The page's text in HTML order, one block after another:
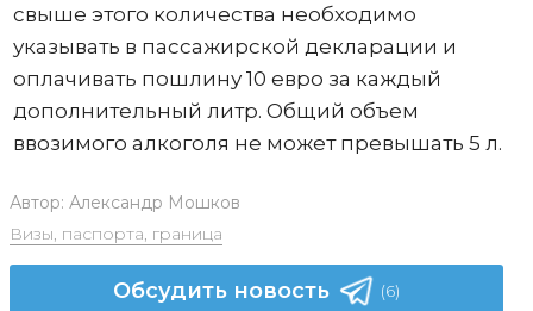
свыше этого количества необходимо
указывать в пассажирской декларации и
оплачивать пошлину 10 евро за каждый
дополнительный литр. Общий объем
ввозимого алкоголя не может превышать 5 л.
Автор: Александр Мошков
Визы, паспорта, граница
Обсудить новость (6)